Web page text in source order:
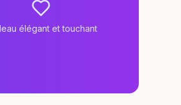
élégant et touchant